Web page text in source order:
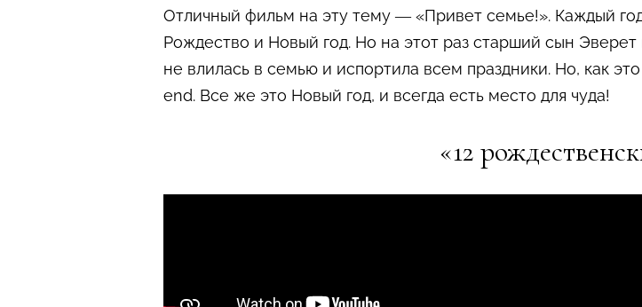
Отличный фильм на эту тему — «Привет семье!». Каждый
Рождество и Новый год. Но на этот раз старший сын
не влилась в семью и испортила всем праздники. Но, как
end. Все же это Новый год, и всегда есть место для чуда!
«12